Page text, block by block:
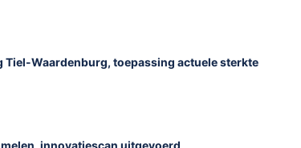
Waardenburg, toepassing actuele sterkte
innovatiescan uitgevoerd